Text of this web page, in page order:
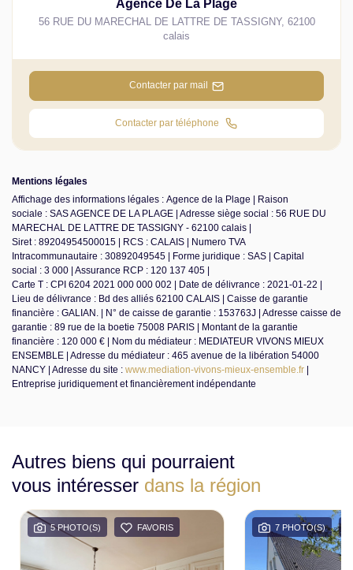
Agence De La Plage
56 RUE DU MARECHAL DE LATTRE DE TASSIGNY, 62100
calais
Contacter par mail
Contacter par téléphone
Mentions légales
Affichage des informations légales : Agence de la Plage | Raison
sociale : SAS AGENCE DE LA PLAGE | Adresse siège social : 56 RUE DU
MARECHAL DE LATTRE DE TASSIGNY - 62100 calais |
Siret : 89204954500015 | RCS : CALAIS | Numero TVA
Intracommunautaire : 30892049545 | Forme juridique : SAS | Capital
social : 3 000 | Assurance RCP : 120 137 405 |
Carte T : CPI 6204 2021 000 000 002 | Date de délivrance : 2021-01-22 |
Lieu de délivrance : Bd des alliés 62100 CALAIS | Caisse de garantie
financière : GALIAN. | N° de caisse de garantie : 153763J | Adresse caisse de
garantie : 89 rue de la boetie 75008 PARIS | Montant de la garantie
financière : 120 000 € | Nom du médiateur : MEDIATEUR VIVONS MIEUX
ENSEMBLE | Adresse du médiateur : 465 avenue de la libération 54000
NANCY | Adresse du site : www.mediation-vivons-mieux-ensemble.fr
Entreprise juridiquement et financièrement indépendante
Autres biens qui pourraient
vous intéresser dans la région
5 PHOTO(S) FAVORIS 7 PHOTO(S)